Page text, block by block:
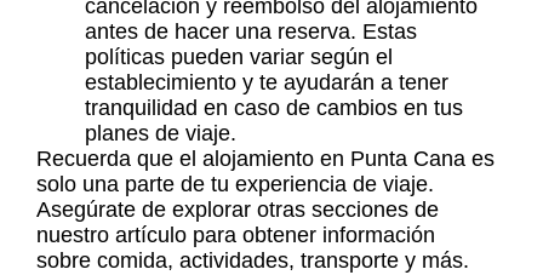
cancelación y reembolso del alojamiento
antes de hacer una reserva. Estas
políticas pueden variar según el
establecimiento y te ayudarán a tener
tranquilidad en caso de cambios en tus
planes de viaje.
Recuerda que el alojamiento en Punta Cana es
solo una parte de tu experiencia de viaje.
Asegúrate de explorar otras secciones de
nuestro artículo para obtener información
sobre comida, actividades, transporte y más.